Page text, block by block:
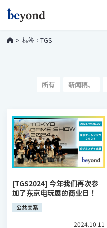
标签：TGS
所有 新闻稿、
[TGS2024] 今年我们再次参
加了东京电玩展的商业日！
公共关系
2024.10.11